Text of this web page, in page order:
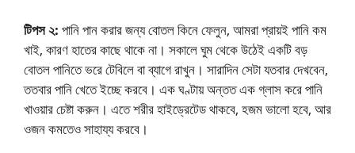
টিপস ২: পানি পান করার জন্য বোতল কিনে ফেলুন, আমরা প্রায়ই পানি কম
খাই, কারণ হাতের কাছে থাকে না। সকালে ঘুম থেকে উঠেই একটি বড়
বোতল পানিতে ভরে টেবিলে বা ব্যাগে রাখুন। সারাদিন সেটা যতবার দেখবেন,
ততবার পানি খেতে ইচ্ছে করবে। এক ঘণ্টায় অন্তত এক গ্লাস করে পানি
খাওয়ার চেষ্টা করুন। এতে শরীর হাইড্রেটেড থাকবে, হজম ভালো হবে, আর
ওজন কমতেও সাহায্য করবে।